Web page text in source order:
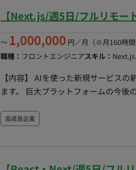
【Next.js/週5日/フルリモー
〜 1,000,000 円／月 （※月160時
職種： フロントエンジニアスキル： Next.js
【内容】 AIを使った新規サービス
ます。 巨大プラットフォームの今後
らも募集がございますが、フルスタ
高成長企業